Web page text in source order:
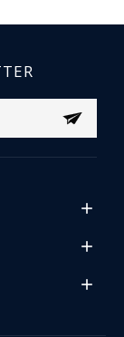


